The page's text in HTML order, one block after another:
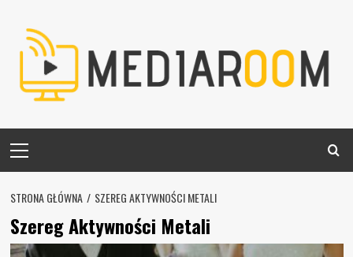
content
Menu
STRONA GŁÓWNA SZEREG AKTYWNOŚCI METALI
Szereg Aktywności Metali